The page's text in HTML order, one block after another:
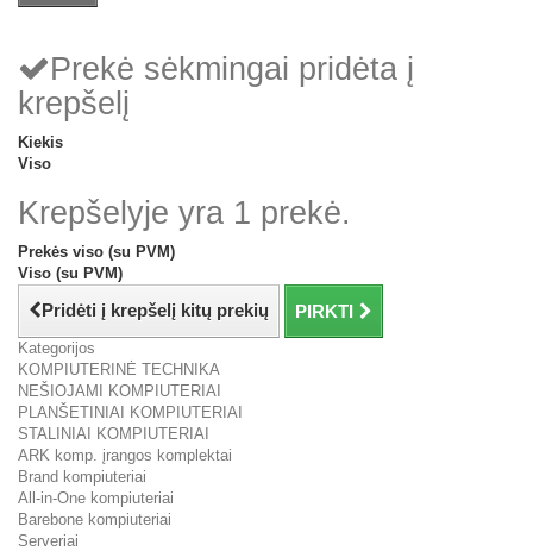
Prekė sėkmingai pridėta į
krepšelį
Kiekis
Viso
Krepšelyje yra 1 prekė.
Prekės viso (su PVM)
Viso (su PVM)
Pridėti į krepšelį kitų prekių PIRKTI
Kategorijos
KOMPIUTERINĖ TECHNIKA
NEŠIOJAMI KOMPIUTERIAI
PLANŠETINIAI KOMPIUTERIAI
STALINIAI KOMPIUTERIAI
ARK komp. įrangos komplektai
Brand kompiuteriai
All-in-One kompiuteriai
Barebone kompiuteriai
Serveriai